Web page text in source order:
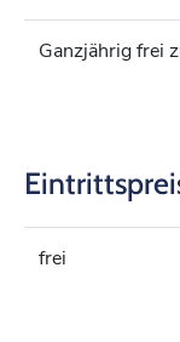
Ganzjährig frei
frei